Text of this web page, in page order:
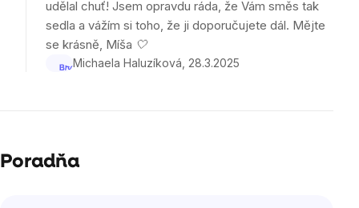
Michaela Haluzíková 28.3.2025
udělal chuť! Jsem opravdu ráda, že Vám směs tak
sedla a vážím si toho, že ji doporučujete dál. Mějte
se krásně, Míša 🤍
Poradňa